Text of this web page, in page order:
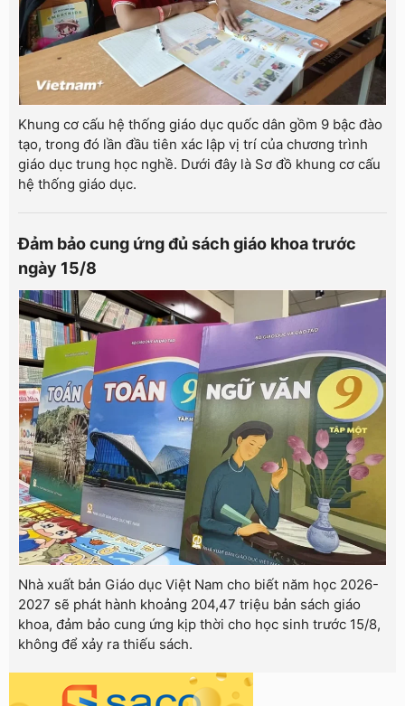
Khung cơ cấu hệ thống giáo dục quốc dân gồm 9 bậc đào
tạo, trong đó lần đầu tiên xác lập vị trí của chương trình
giáo dục trung học nghề. Dưới đây là Sơ đồ khung cơ cấu
hệ thống giáo dục.
Đảm bảo cung ứng đủ sách giáo khoa trước
ngày 15/8
Nhà xuất bản Giáo dục Việt Nam cho biết năm học 2026-
2027 sẽ phát hành khoảng 204,47 triệu bản sách giáo
khoa, đảm bảo cung ứng kịp thời cho học sinh trước 15/8,
không để xảy ra thiếu sách.